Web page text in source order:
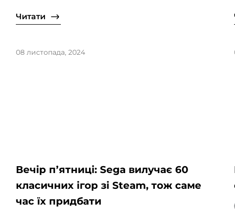
Читати
08 листопада, 2024
Вечір пʼятниці: Sega вилучає 60
класичних ігор зі Steam, тож саме
час їх придбати